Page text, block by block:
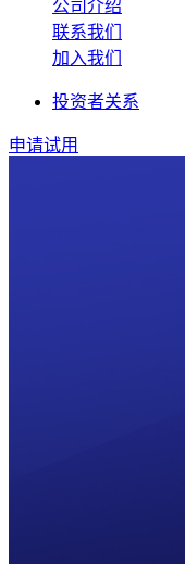
公司介绍
联系我们
加入我们
投资者关系
申请试用